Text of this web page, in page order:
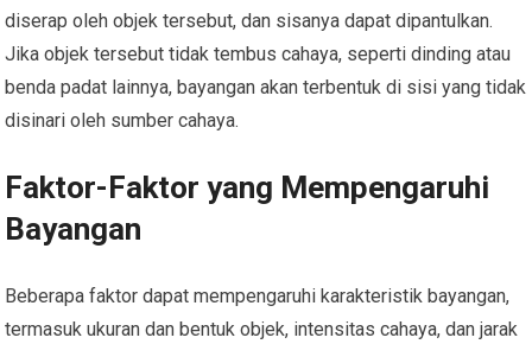
diserap oleh objek tersebut, dan sisanya dapat dipantulkan.
Jika objek tersebut tidak tembus cahaya, seperti dinding atau
benda padat lainnya, bayangan akan terbentuk di sisi yang tidak
disinari oleh sumber cahaya.
Faktor-Faktor yang Mempengaruhi
Bayangan
Beberapa faktor dapat mempengaruhi karakteristik bayangan,
termasuk ukuran dan bentuk objek, intensitas cahaya, dan jarak